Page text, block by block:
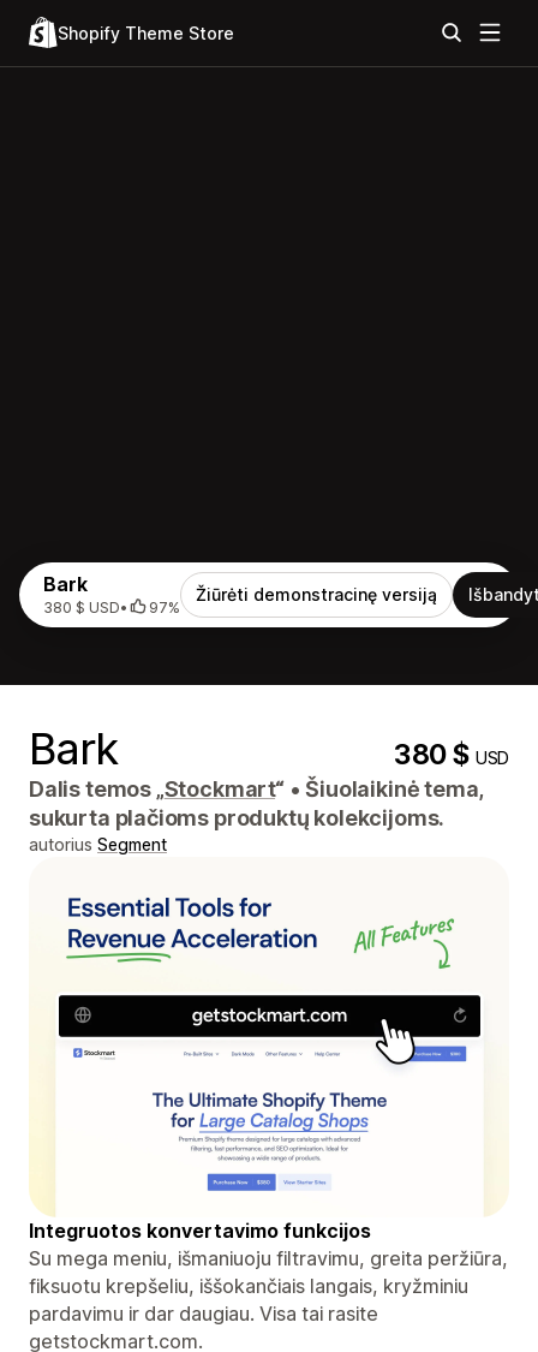
Shopify Theme Store
Bark
380 $ USD• 97%
Žiūrėti demonstracinę versiją
Bark 380 $USD
Dalis temos „Stockmart“ • Šiuolaikinė tema,
sukurta plačioms produktų kolekcijoms.
autorius Segment
Integruotos konvertavimo funkcijos
Su mega meniu, išmaniuoju filtravimu, greita peržiūra,
fiksuotu krepšeliu, iššokančiais langais, kryžminiu
pardavimu ir dar daugiau. Visa tai rasite
getstockmart.com.